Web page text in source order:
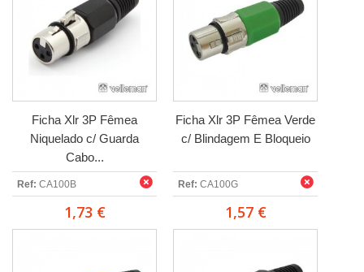
Ficha Xlr 3P Fêmea
Niquelado c/ Guarda
Cabo...
Ref: CA100B
1,73 €
Ficha Xlr 3P Fêmea Verde
c/ Blindagem E Bloqueio
Ref: CA100G
1,57 €